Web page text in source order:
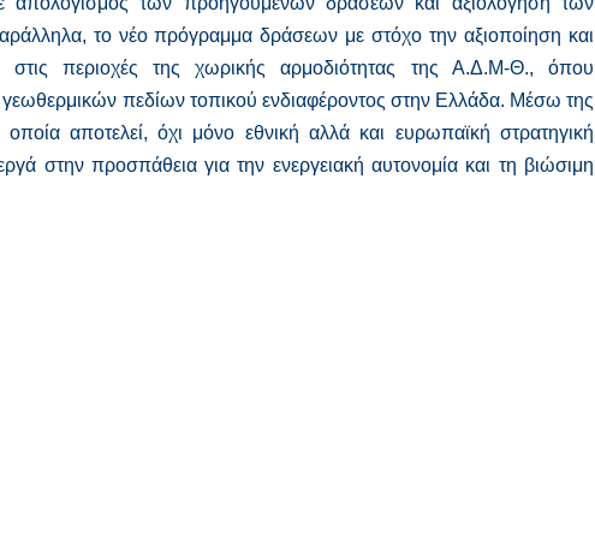
το νέο πρόγραμμα δράσεων με στόχο την αξιοποίηση και
στις περιοχές της χωρικής αρμοδιότητας της Α.Δ.Μ-Θ., όπου
πεδίων τοπικού ενδιαφέροντος στην Ελλάδα. Μέσω της
αποτελεί, όχι μόνο εθνική αλλά και ευρωπαϊκή στρατηγική
στην προσπάθεια για την ενεργειακή αυτονομία και τη βιώσιμη